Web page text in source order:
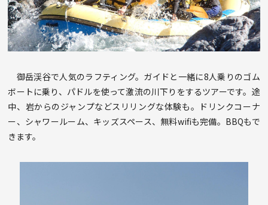
御岳渓谷で人気のラフティング。ガイドと一緒に8人乗りのゴム
ボートに乗り、パドルを使って激流の川下りをするツアーです。途
中、岩からのジャンプなどスリリングな体験も。ドリンクコーナ
ー、シャワールーム、キッズスペース、無料wifiも完備。BBQもで
きます。